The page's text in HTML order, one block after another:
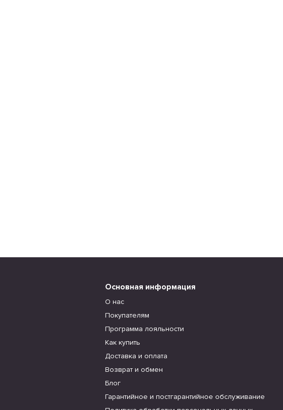
Основная информация
О нас
Покупателям
Программа лояльности
Как купить
Доставка и оплата
Возврат и обмен
Блог
Гарантийное и постгарантийное обслуживание